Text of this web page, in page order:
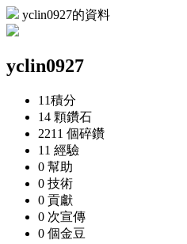
yclin0927的資料
yclin0927
11積分
14 顆鑽石
2211 個碎鑽
11 經驗
0 幫助
0 技術
0 貢獻
0 次宣傳
0 個金豆